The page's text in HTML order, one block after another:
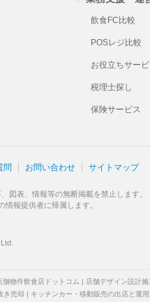
飲食FC比較
POSレジ比較
お役立ちサー
税理士探し
保険サービス
問 お問い合わせ サイトマップ
図表、情報等の無断掲載を禁止します。
報提供者に帰属します。
物件飲食店ドットコム
店舗デザイン設計
き売却
キッチンカー・移動販売の出店と運